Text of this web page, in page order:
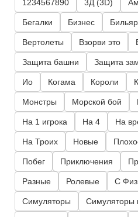
1234567890 3Д (3D)
Бегалки Бизнес
Вертолеты Взорви это
Защита башни Защита
Ио Когама Короли
Монстры Морской бой
На 1 игрока На 4 На
На Троих Новые
Побег Приключения
Разные Ролевые С
Симуляторы Симуляторы